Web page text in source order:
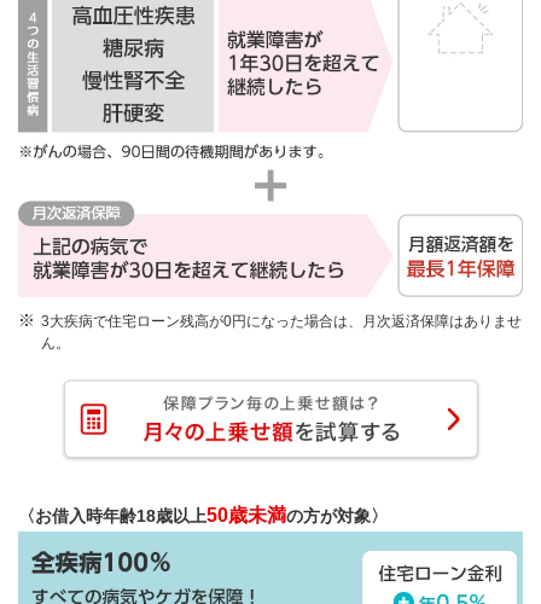
3大疾病で住宅ローン残高が0円になった場合は、月次返済保障はありませ
ん。
〈お借入時年齢18歳以上50歳未満の方が対象〉